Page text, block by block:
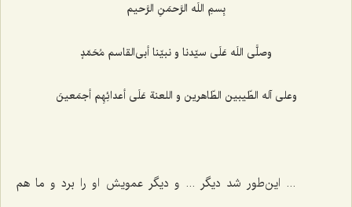
بِسمِ اللَه الرَّحمَنِ الرَّحيم‌
وصلَّى اللَه عَلَى سيّدنا و نبيّنا أبى‌القاسم مُحَمّدٍ
وعلى آله الطّيبين الطّاهرين و اللعنة عَلَى أعدائِهِم أجمَعينَ‌
... این‌طور شد دیگر ... و دیگر عمویش او را برد و ما هم